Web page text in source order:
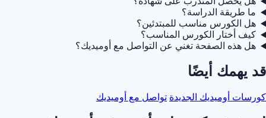
ما طريقة الدراسة؟
هل الكورس مناسب للمبتدئين؟
كيف أختار الكورس المناسب؟
هل هذه الصفحة تغني عن التواصل مع أوميديك؟
قد يهمك أيضًا
كورسات أوميديك الجديدة تواصل مع أوميديك